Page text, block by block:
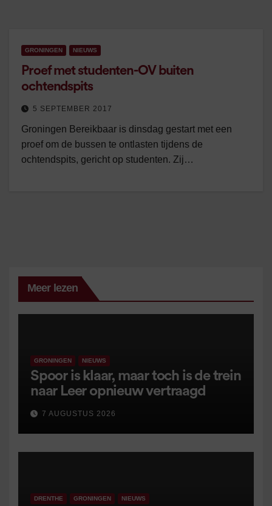
GRONINGEN NIEUWS
Proef met studenten-OV buiten
ochtendspits
5 SEPTEMBER 2017
Groningen Bereikbaar is dinsdag gestart met een
proef om de bussen te ontlasten tijdens de
ochtendspits, gericht op studenten. Zij…
Meer lezen
GRONINGEN NIEUWS
Spoor is klaar, maar toch is de trein
naar Leer opnieuw vertraagd
7 AUGUSTUS 2026
DRENTHE GRONINGEN NIEUWS